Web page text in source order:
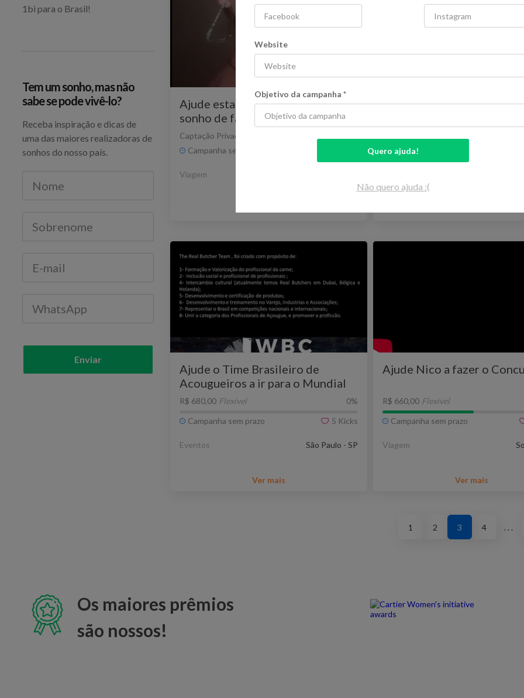
Ajude esta teacher realizar seu
sonho de fazer intercâmbio na
Irlanda
Captação Privada
Campanha sem prazo
Viagem
Tico en Guyane
Campanha sem prazo
Ajude o Time Brasileiro de
Acougueiros a ir para o Mundial
em Paris 2025
R$ 680,00 Flexível 0%
Campanha sem prazo
5 Kicks
Eventos São Paulo - SP
Ver mais
Ajude Nico a fazer o
R$ 660,00 Flexível
Campanha sem prazo
Viagem
Ver mais
1 2 3 4 . . .
1bi para o Brasil!
Tem um sonho, mas não
sabe se pode vivê-lo?
Receba inspiração e dicas de
uma das maiores realizadoras de
sonhos do nosso país.
Enviar
Os maiores prêmios
são nossos!
Website
Objetivo da campanha *
Quero ajuda!
Não quero ajuda :(